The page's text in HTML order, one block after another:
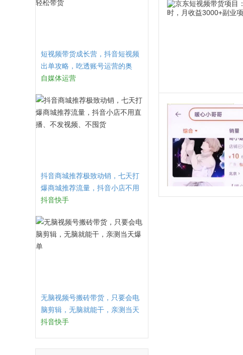
短视频带货成长营，​抖音短视频
出单攻略，吃透账号运营的奥
秘，轻松带货
自媒体运营
抖音商城推荐极致动销，七天打
爆商城推荐流量，抖音小店不用
直播、不发视频、不囤货
抖音快手
无脑视频号搬砖带货，只要会电
脑剪辑，无脑就能干，亲测当天
爆单
抖音快手